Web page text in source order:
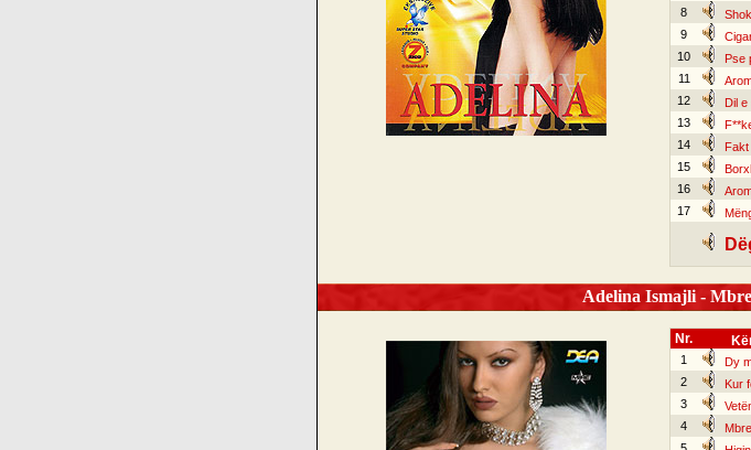
8
9
10
Pse
11
12
Dil e
13
14
Fakt
15
16
17
Adelina Ismajli -
Nr.
1 Dy
2
Kur
3
4